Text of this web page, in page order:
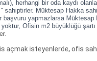
herhangi bir oda kaydı
sahiptirler. Müktesap Hakka
yapmazlarsa
yoktur, Ofisin m2 büyüklüğü
açmak isteyenlerde, ofis